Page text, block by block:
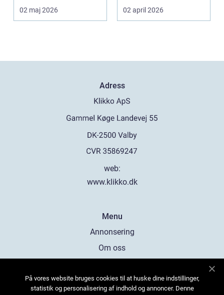
02 maj 2026
skjuta upp service ...
02 april 2026
Adress
web:
www.klikko.dk
Menu
Annonsering
Om oss
Kontakta oss
På vores website bruges cookies til at huske dine indstillinger,
statistik og personalisering af indhold og annoncer. Denne